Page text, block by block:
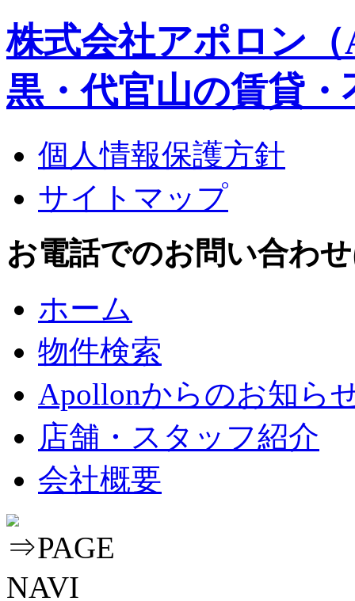
株式会社アポロン
黒・代官山の賃貸・
個人情報保護方針
サイトマップ
お電話でのお問い合わ
ホーム
物件検索
Apollonからのお知ら
店舗・スタッフ紹介
会社概要